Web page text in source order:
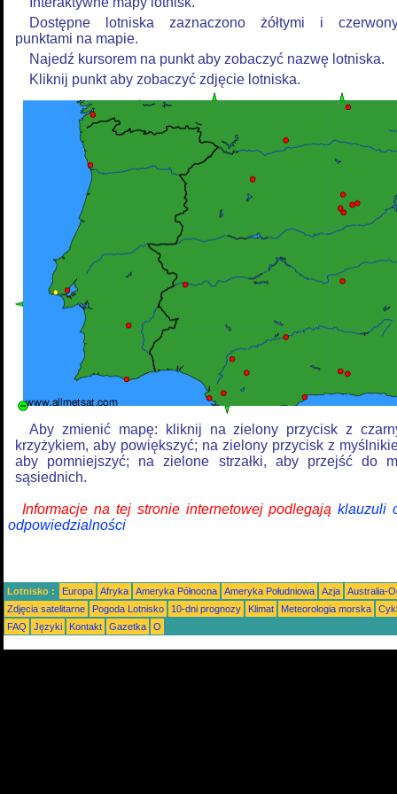
Dostępne lotniska zaznaczono żółtymi i
punktami na mapie.
Najedź kursorem na punkt aby zobaczyć nazwę lotniska.
Kliknij punkt aby zobaczyć zdjęcie lotniska.
Aby zmienić mapę: kliknij na zielony przycisk z
krzyżykiem, aby powiększyć; na zielony przycisk z
aby pomniejszyć; na zielone strzałki, aby przejść do
sąsiednich.
Informacje na tej stronie internetowej podlegająklauzuli
odpowiedzialności
Lotnisko : Europa Afryka Ameryka Północna Ameryka Południowa Azja
Australia-
Zdjęcia satelitarne
Pogoda Lotnisko 10-dni prognozy Klimat Meteorologia morska
FAQ
Języki Kontakt Gazetka O